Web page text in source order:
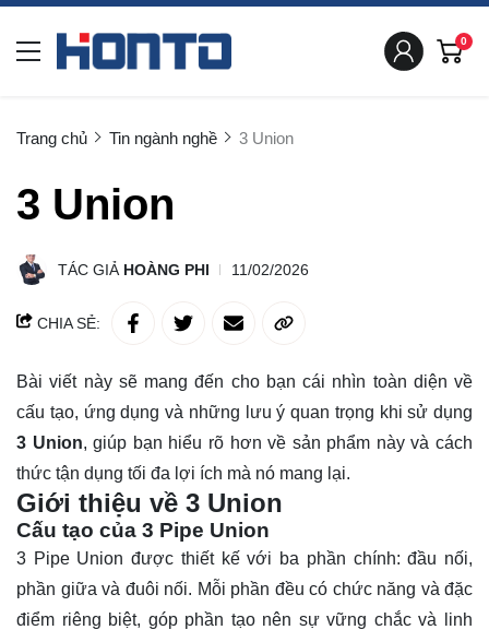
0
Trang chủ Tin ngành nghề 3 Union
3 Union
TÁC GIẢ HOÀNG PHI 11/02/2026
CHIA SẺ:
Bài viết này sẽ mang đến cho bạn cái nhìn toàn diện về
cấu tạo, ứng dụng và những lưu ý quan trọng khi sử dụng
3 Union, giúp bạn hiểu rõhơn về sản phẩm này và cách
thức tận dụng tối đa lợi ích mà nó mang lại.
Giới thiệu về 3 Union
Cấu tạo của 3 Pipe Union
3 Pipe Union được thiết kế với ba phần chính: đầu nối,
phần giữa và đuôi nối. Mỗi phần đều có chức năng và đặc
điểm riêng biệt, góp phần tạo nên sự vững chắc và linh